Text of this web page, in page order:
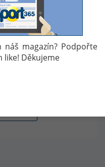
na turnaji. Právě
výběr by znamenala
mise.
Autor: Jakub Netahlo
magazín? Podpořte
like! Děkujeme